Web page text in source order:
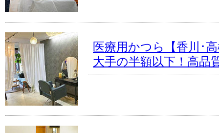
医療用かつら【香川･
大手の半額以下！高品